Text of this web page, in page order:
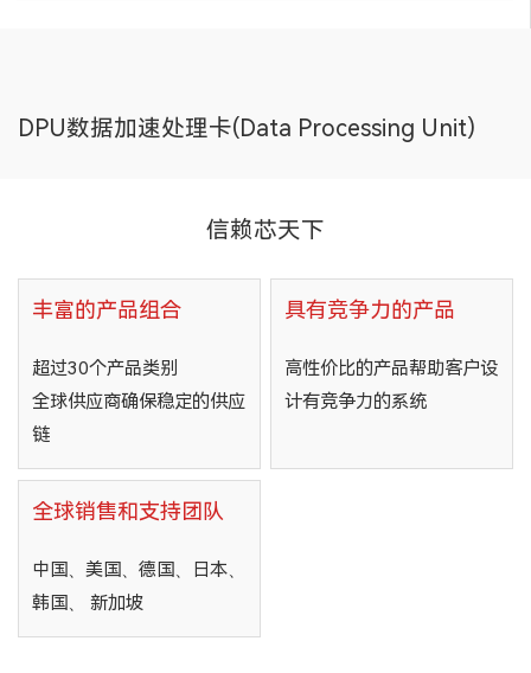
DPU数据加速处理卡(Data Processing Unit)
信赖芯天下
丰富的产品组合
超过30个产品类别
全球供应商确保稳定的供应
链
具有竞争力的产品
高性价比的产品帮助客户设
计有竞争力的系统
全球销售和支持团队
中国、美国、德国、日本、
韩国、 新加坡